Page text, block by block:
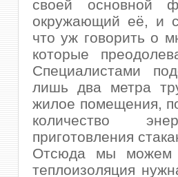
своей основной
окружающий её, и
что уж говорить о
которые
Специалистами
лишь два метра
жилое помещения,
количество
приготовления
Отсюда мы можем
теплоизоляция